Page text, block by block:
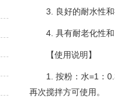
3. 良好的耐水性和
4. 具有耐老化性和
【使用说明】
1. 按粉：水=1：0.3-
再次搅拌方可使用。